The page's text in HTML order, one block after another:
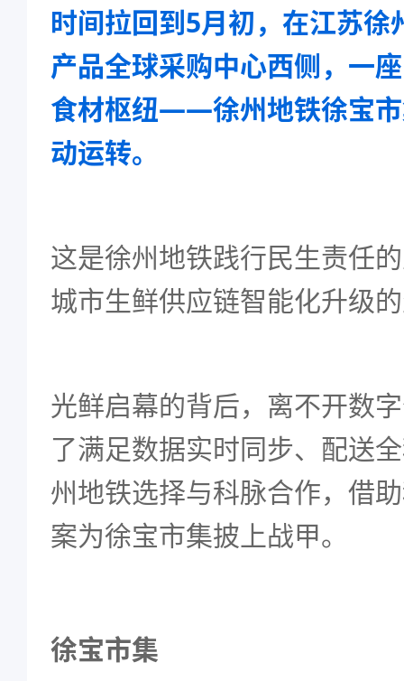
时间拉回到5月初，在江苏徐
产品全球采购中心西侧，一
食材枢纽——徐州地铁徐宝
动运转。
这是徐州地铁践行民生责任
城市生鲜供应链智能化升级
光鲜启幕的背后，离不开数
了满足数据实时同步、配送
州地铁选择与科脉合作，借
案为徐宝市集披上战甲。
徐宝市集